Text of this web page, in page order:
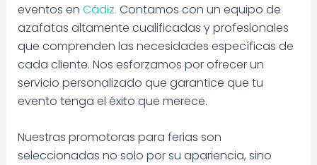
eventos en Cádiz. Contamos con un equipo de
azafatas altamente cualificadas y profesionales
que comprenden las necesidades específicas de
cada cliente. Nos esforzamos por ofrecer un
servicio personalizado que garantice que tu
evento tenga el éxito que merece.
Nuestras promotoras para ferias son
seleccionadas no solo por su apariencia, sino